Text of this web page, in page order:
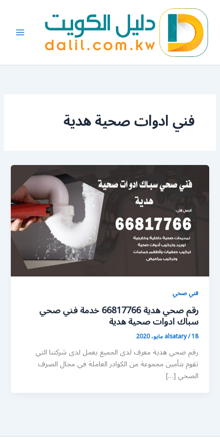
المحتوى
فني ادوات صحية هدية
فني صحي
رقم صحي هدية 66817766 خدمة فني صحي
سباك ادوات صحية هدية
alsatary/18 مايو، 2020
رقم صحي هدية معرف لدى الجميع يعمل لدى شركتنا التي
تقوم بتأمين مجموعة من الكوادر العاملة في مجال الصرف
الصحي […]